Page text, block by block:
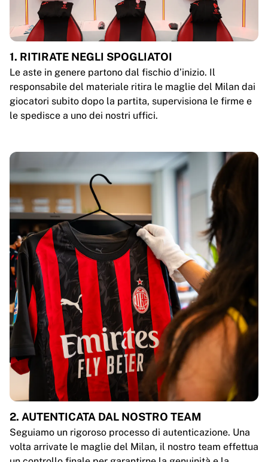
1. RITIRATE NEGLI SPOGLIATOI
Le aste in genere partono dal fischio d’inizio. Il
responsabile del materiale ritira le maglie del Milan dai
giocatori subito dopo la partita, supervisiona le firme e
le spedisce a uno dei nostri uffici.
2. AUTENTICATA DAL NOSTRO TEAM
Seguiamo un rigoroso processo di autenticazione. Una
volta arrivate le maglie del Milan, il nostro team effettua